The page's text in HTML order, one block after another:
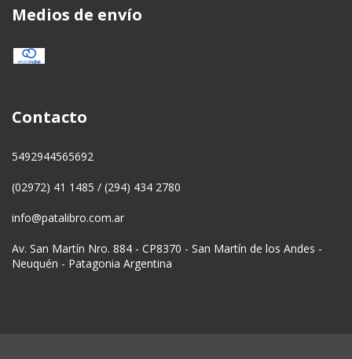
Medios de envío
Contacto
5492944565692
(02972) 41 1485 / (294) 434 2780
info@patalibro.com.ar
Av. San Martín Nro. 884 - CP8370 - San Martín de los Andes -
Neuquén - Patagonia Argentina